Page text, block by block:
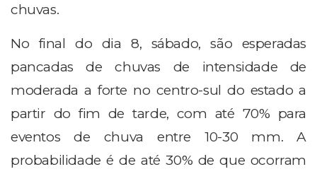
chuvas.
No final do dia 8, sábado, são esperadas
pancadas de chuvas de intensidade de
moderada a forte no centro-sul do estado a
partir do fim de tarde, com até 70% para
eventos de chuva entre 10-30 mm. A
probabilidade é de até 30% de que ocorram